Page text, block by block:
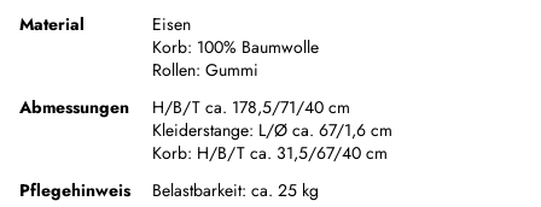
Material
Eisen
Korb: 100% Baumwolle
Rollen: Gummi
Abmessungen
H/B/T ca. 178,5/71/40 cm
Kleiderstange: L/Ø ca. 67/1,6 cm
Korb: H/B/T ca. 31,5/67/40 cm
Pflegehinweis
Belastbarkeit: ca. 25 kg